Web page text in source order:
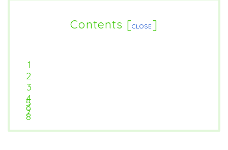
Contents [CLOSE]